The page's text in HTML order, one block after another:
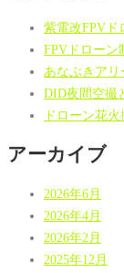
紫電改FPVド
FPVドローン
あなぶきア
DID夜間空撮
ドローン花
アーカイブ
2026年6月
2026年4月
2026年2月
2025年12月